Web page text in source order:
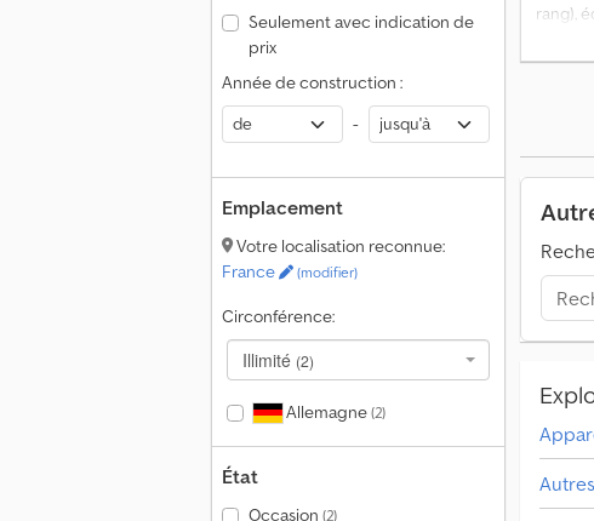
Seulement avec indication de
prix
Année de construction :
-
Emplacement
Votre localisation reconnue:
France
(modifier)
Circonférence:
Illimité (2)
Allemagne(2)
État
Occasion (2)
rang),
Autres